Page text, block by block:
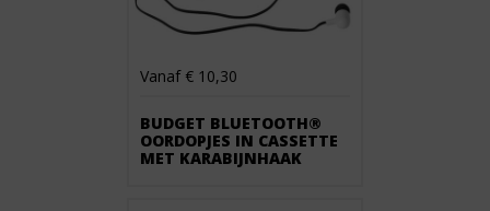
Vanaf € 10,30
BUDGET BLUETOOTH®
OORDOPJES IN CASSETTE
MET KARABIJNHAAK